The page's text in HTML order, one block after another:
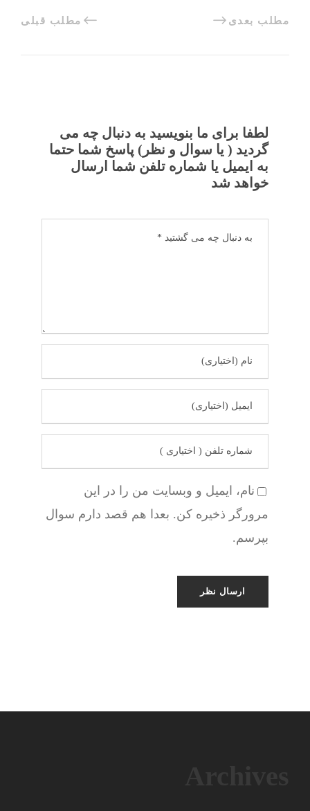
مطلب قبلی مطلب بعدی
لطفا برای ما بنویسید به دنبال چه می
گردید ( یا سوال و نظر) پاسخ شما حتما
به ایمیل یا شماره تلفن شما ارسال
خواهد شد
نام، ایمیل و وبسایت من را در این
مرورگر ذخیره کن. بعدا هم قصد دارم سوال
بپرسم.